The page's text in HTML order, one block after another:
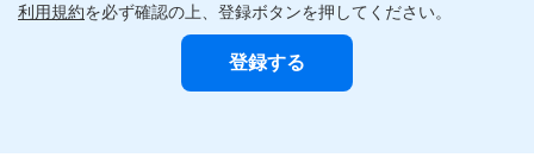
利用規約を必ず確認の上、登録ボタンを押してください。